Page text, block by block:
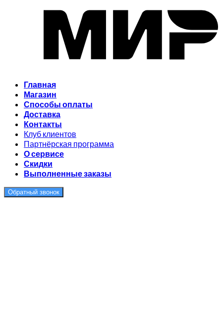
Главная
Магазин
Способы оплаты
Доставка
Контакты
Клуб клиентов
Партнёрская программа
О сервисе
Скидки
Выполненные заказы
Обратный звонок